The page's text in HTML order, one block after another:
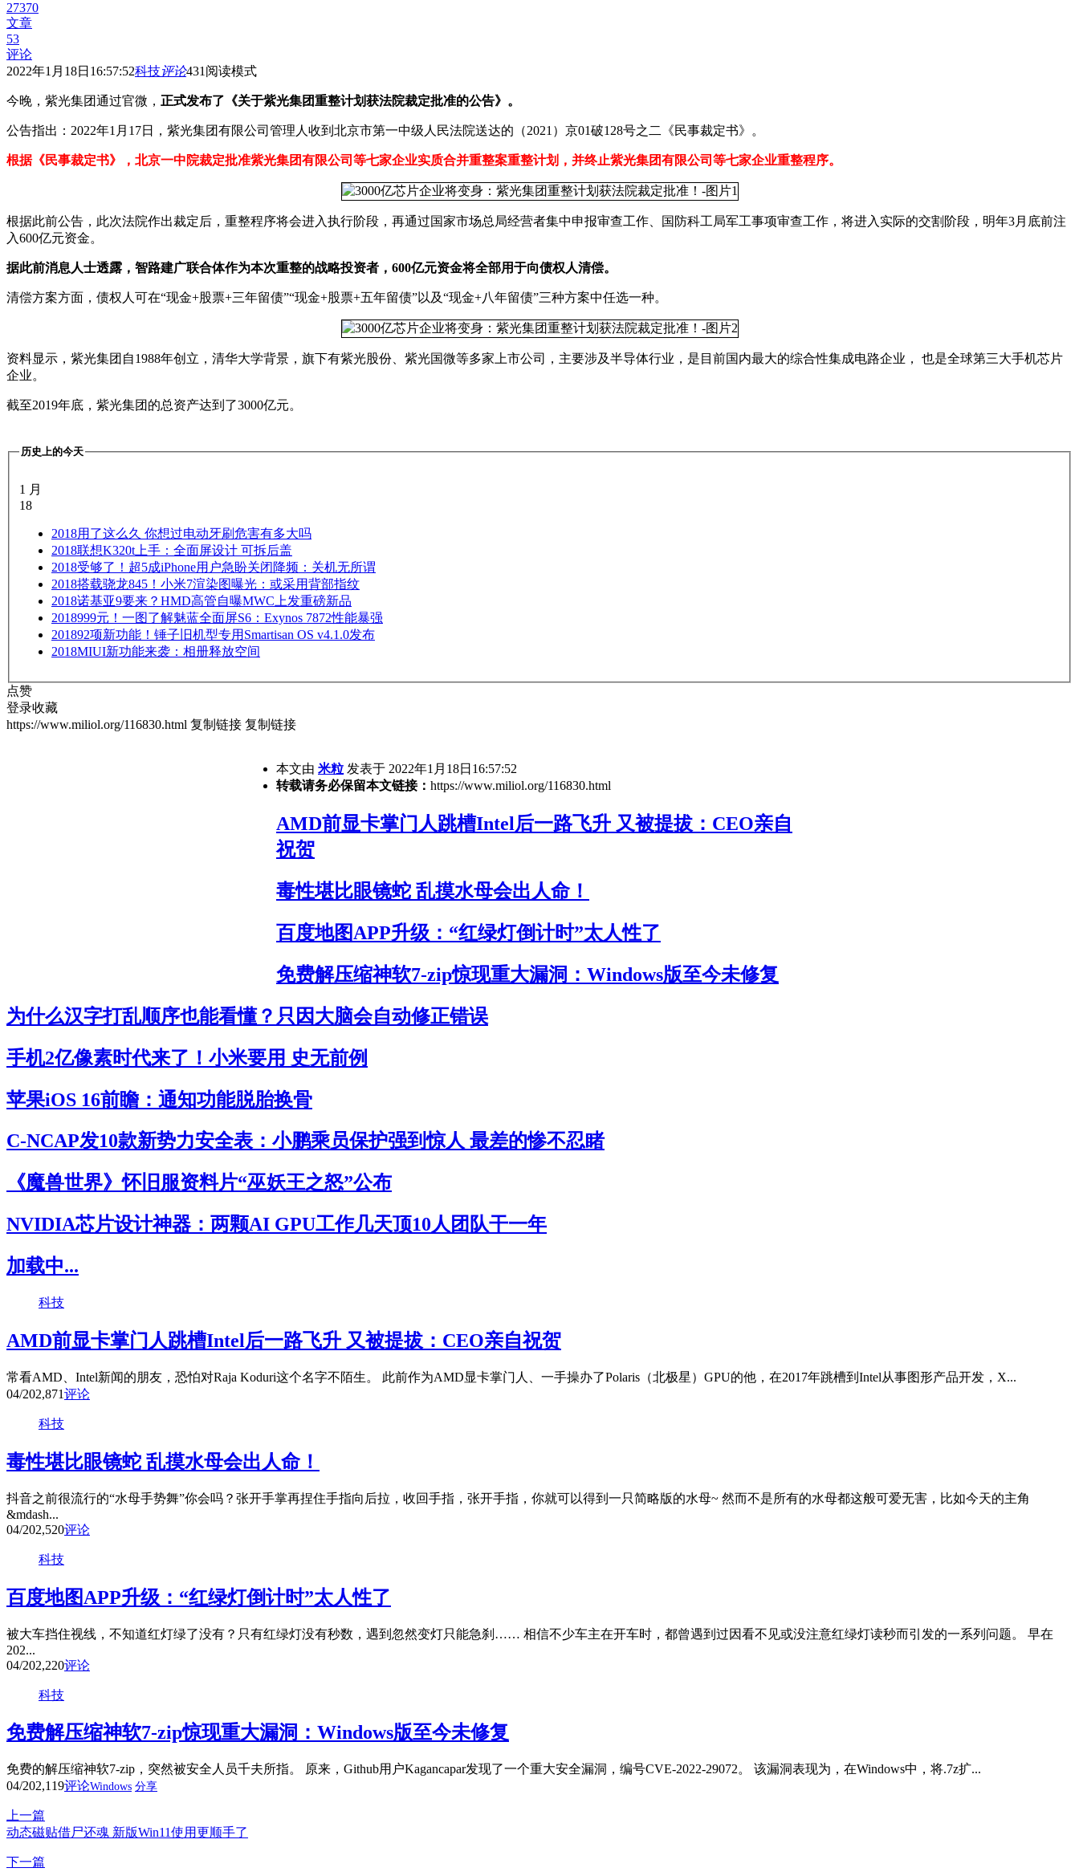
27370
文章
53
评论
2022年1月18日16:57:52科技评论431 阅读模式
今晚，紫光集团通过官微， 正式发布了《关于紫光集团重整计划获法院裁定批准的公告》。
公告指出：2022年1月17日，紫光集团有限公司管理人收到北京市第一中级人民法院送达的（2021）京01破128号之二《民事裁定书》。
根据《民事裁定书》，北京一中院裁定批准紫光集团有限公司等七家企业实质合并重整案重整计划，并终止紫光集团有限公司等七家企业重整程序。
根据此前公告，此次法院作出裁定后，重整程序将会进入执行阶段，再通过国家市场总局经营者集中申报审查工作、国防科工局军工事项审查工作，将进入实际的交割阶段，明年3月底前注
入600亿元资金。
据此前消息人士透露，智路建广联合体作为本次重整的战略投资者，600亿元资金将全部用于向债权人清偿。
清偿方案方面，债权人可在“现金+股票+三年留债”“现金+股票+五年留债”以及“现金+八年留债”三种方案中任选一种。
资料显示，紫光集团自1988年创立，清华大学背景，旗下有紫光股份、紫光国微等多家上市公司，主要涉及半导体行业，是目前国内最大的综合性集成电路企业， 也是全球第三大手机芯片
企业。
截至2019年底，紫光集团的总资产达到了3000亿元。
历史上的今天
1 月
18
2018用了这么久 你想过电动牙刷危害有多大吗
2018联想K320t上手：全面屏设计 可拆后盖
2018受够了！超5成iPhone用户急盼关闭降频：关机无所谓
2018搭载骁龙845！小米7渲染图曝光：或采用背部指纹
2018诺基亚9要来？HMD高管自曝MWC上发重磅新品
2018999元！一图了解魅蓝全面屏S6：Exynos 7872性能暴强
201892项新功能！锤子旧机型专用Smartisan OS v4.1.0发布
2018MIUI新功能来袭：相册释放空间
点赞
登录收藏
https://www.miliol.org/116830.html 复制链接 复制链接
本文由 米粒 发表于 2022年1月18日16:57:52
转载请务必保留本文链接： https://www.miliol.org/116830.html
AMD前显卡掌门人跳槽Intel后一路飞升 又被提拔：CEO亲自
祝贺
毒性堪比眼镜蛇 乱摸水母会出人命！
百度地图APP升级：“红绿灯倒计时”太人性了
免费解压缩神软7-zip惊现重大漏洞：Windows版至今未修复
为什么汉字打乱顺序也能看懂？只因大脑会自动修正错误
手机2亿像素时代来了！小米要用 史无前例
苹果iOS 16前瞻：通知功能脱胎换骨
C-NCAP发10款新势力安全表：小鹏乘员保护强到惊人 最差的惨不忍睹
《魔兽世界》怀旧服资料片“巫妖王之怒”公布
NVIDIA芯片设计神器：两颗AI GPU工作几天顶10人团队干一年
加载中...
科技
AMD前显卡掌门人跳槽Intel后一路飞升 又被提拔：CEO亲自祝贺
常看AMD、Intel新闻的朋友，恐怕对Raja Koduri这个名字不陌生。 此前作为AMD显卡掌门人、一手操办了Polaris（北极星）GPU的他，在2017年跳槽到Intel从事图形产品开发，X...
04/202,871评论
科技
毒性堪比眼镜蛇 乱摸水母会出人命！
抖音之前很流行的“水母手势舞”你会吗？张开手掌再捏住手指向后拉，收回手指，张开手指，你就可以得到一只简略版的水母~ 然而不是所有的水母都这般可爱无害，比如今天的主角
&mdash...
04/202,520评论
科技
百度地图APP升级：“红绿灯倒计时”太人性了
被大车挡住视线，不知道红灯绿了没有？只有红绿灯没有秒数，遇到忽然变灯只能急刹…… 相信不少车主在开车时，都曾遇到过因看不见或没注意红绿灯读秒而引发的一系列问题。 早在
202...
04/202,220评论
科技
免费解压缩神软7-zip惊现重大漏洞：Windows版至今未修复
免费的解压缩神软7-zip，突然被安全人员千夫所指。 原来，Github用户Kagancapar发现了一个重大安全漏洞，编号CVE-2022-29072。 该漏洞表现为，在Windows中，将.7z扩...
04/202,119评论Windows 分享
上一篇
动态磁贴借尸还魂 新版Win11使用更顺手了
下一篇